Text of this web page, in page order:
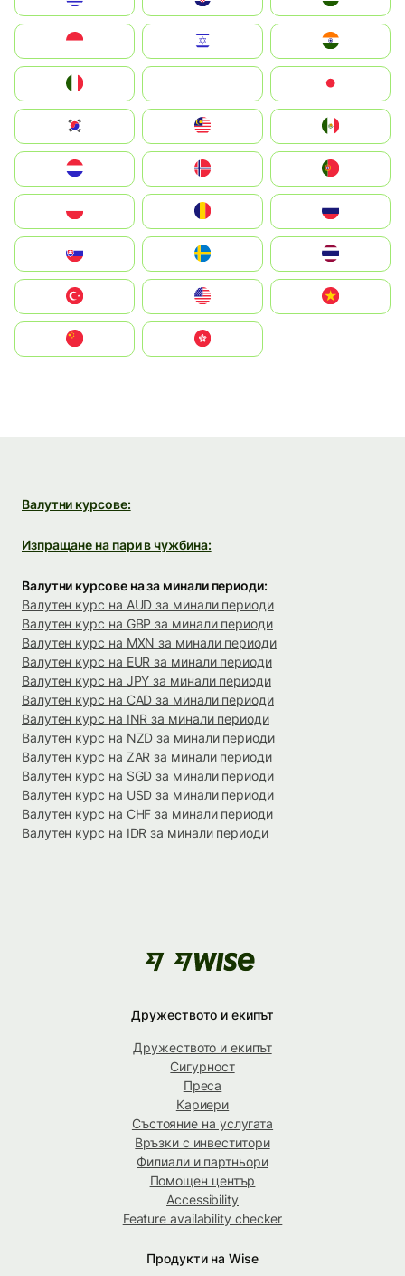
South Korea
United States
中國香港特別行政區
Валутни курсове:
Изпращане на пари в чужбина:
Валутни курсове на за минали периоди:
Валутен курс на AUD за минали периоди
Валутен курс на GBP за минали периоди
Валутен курс на MXN за минали периоди
Валутен курс на EUR за минали периоди
Валутен курс на JPY за минали периоди
Валутен курс на CAD за минали периоди
Валутен курс на INR за минали периоди
Валутен курс на NZD за минали периоди
Валутен курс на ZAR за минали периоди
Валутен курс на SGD за минали периоди
Валутен курс на USD за минали периоди
Валутен курс на CHF за минали периоди
Валутен курс на IDR за минали периоди
Дружеството и екипът
Дружеството и екипът
Сигурност
Преса
Кариери
Състояние на услугата
Връзки с инвеститори
Филиали и партньори
Помощен център
Accessibility
Feature availability checker
Продукти на Wise